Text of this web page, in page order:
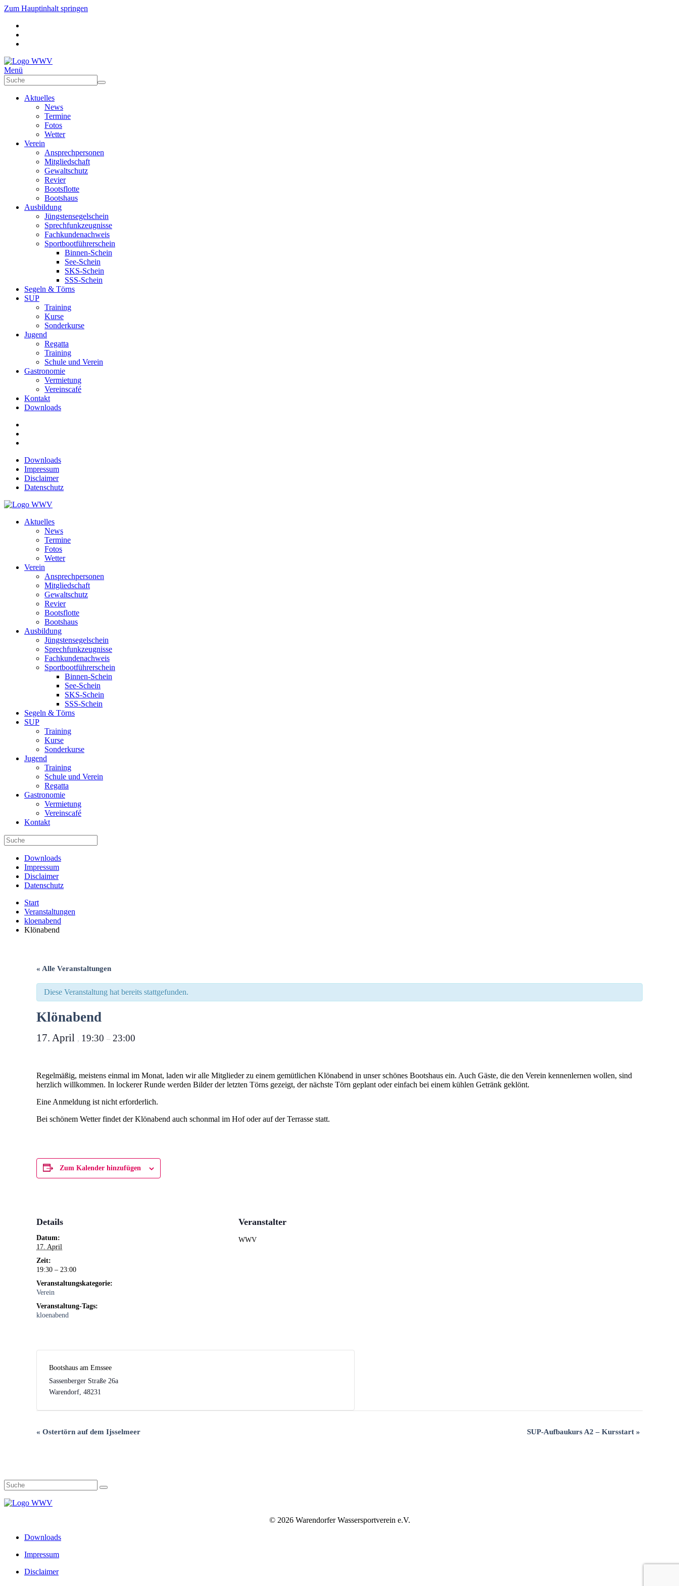
Zum Hauptinhalt springen
Menü
Aktuelles
News
Termine
Fotos
Wetter
Verein
Ansprechpersonen
Mitgliedschaft
Gewaltschutz
Revier
Bootsflotte
Bootshaus
Ausbildung
Jüngstensegelschein
Sprechfunkzeugnisse
Fachkundenachweis
Sportbootführerschein
Binnen-Schein
See-Schein
SKS-Schein
SSS-Schein
Segeln & Törns
SUP
Training
Kurse
Sonderkurse
Jugend
Regatta
Training
Schule und Verein
Gastronomie
Vermietung
Vereinscafé
Kontakt
Downloads
Downloads
Impressum
Disclaimer
Datenschutz
Aktuelles
News
Termine
Fotos
Wetter
Verein
Ansprechpersonen
Mitgliedschaft
Gewaltschutz
Revier
Bootsflotte
Bootshaus
Ausbildung
Jüngstensegelschein
Sprechfunkzeugnisse
Fachkundenachweis
Sportbootführerschein
Binnen-Schein
See-Schein
SKS-Schein
SSS-Schein
Segeln & Törns
SUP
Training
Kurse
Sonderkurse
Jugend
Training
Schule und Verein
Regatta
Gastronomie
Vermietung
Vereinscafé
Kontakt
Downloads
Impressum
Disclaimer
Datenschutz
Start
Veranstaltungen
kloenabend
Klönabend
« Alle Veranstaltungen
Diese Veranstaltung hat bereits stattgefunden.
Klönabend
17. April , 19:30 – 23:00
Regelmäßig, meistens einmal im Monat, laden wir alle Mitglieder zu einem gemütlichen Klönabend in unser schönes Bootshaus ein. Auch Gäste, die den Verein kennenlernen wollen, sind
herzlich willkommen. In lockerer Runde werden Bilder der letzten Törns gezeigt, der nächste Törn geplant oder einfach bei einem kühlen Getränk geklönt.
Eine Anmeldung ist nicht erforderlich.
Bei schönem Wetter findet der Klönabend auch schonmal im Hof oder auf der Terrasse statt.
Zum Kalender hinzufügen
Details
Datum:
17. April
Zeit:
19:30 – 23:00
Veranstaltungskategorie:
Verein
Veranstaltung-Tags:
kloenabend
Veranstalter
WWV
Bootshaus am Emssee
Sassenberger Straße 26a
Warendorf, 48231
Veranstaltung-
« Ostertörn auf dem Ijsselmeer SUP-Aufbaukurs A2 – Kursstart »
© 2026 Warendorfer Wassersportverein e.V.
Downloads
Impressum
Disclaimer